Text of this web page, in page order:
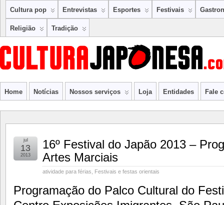
Cultura pop Entrevistas Esportes Festivais
Religião Tradição
Home Notícias Nossos serviços Loja Entidades Fale
16º Festival do Japão 2013 –
Artes Marciais
atividade para férias Festivais e festas orientais
jul
13
2013
Programação do Palco Cultural do